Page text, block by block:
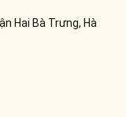
Hai Bà Trưng, Hà